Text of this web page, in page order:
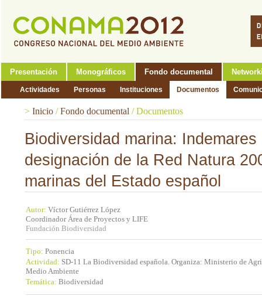
Presentación Monográficos Fondo documental
Actividades Personas Instituciones Documentos
> Inicio /Fondo documental / Documentos
Biodiversidad marina:
designación de la Red Natura
marinas del Estado español
Autor: Víctor Gutiérrez López
Coordinador Área de Proyectos y LIFE
Fundación Biodiversidad
Tipo: Ponencia
Actividad: SD-11 La Biodiversidad española. Organiza: Ministerio de
Medio Ambiente
Temática: Biodiversidad